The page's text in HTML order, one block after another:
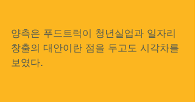
양측은 푸드트럭이 청년실업과 일자리
창출의 대안이란 점을 두고도 시각차를
보였다.